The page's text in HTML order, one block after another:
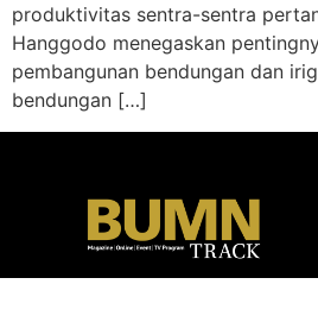
produktivitas sentra-sentra
Hanggodo menegaskan
pembangunan bendungan dan
bendungan […]